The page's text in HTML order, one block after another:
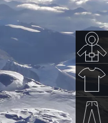
秋冬新
春夏新